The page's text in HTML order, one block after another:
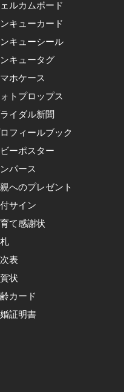
ルカムボード
キューカード
キューシール
キュータグ
ホケース
トプロップス
イダル新聞
フィールブック
ーポスター
パース
へのプレゼント
サイン
て感謝状
表
状
カード
証明書